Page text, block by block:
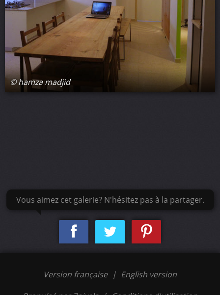
© hamza madjid
Vous aimez cet galerie? N'hésitez pas à la partager.
Version française | English version